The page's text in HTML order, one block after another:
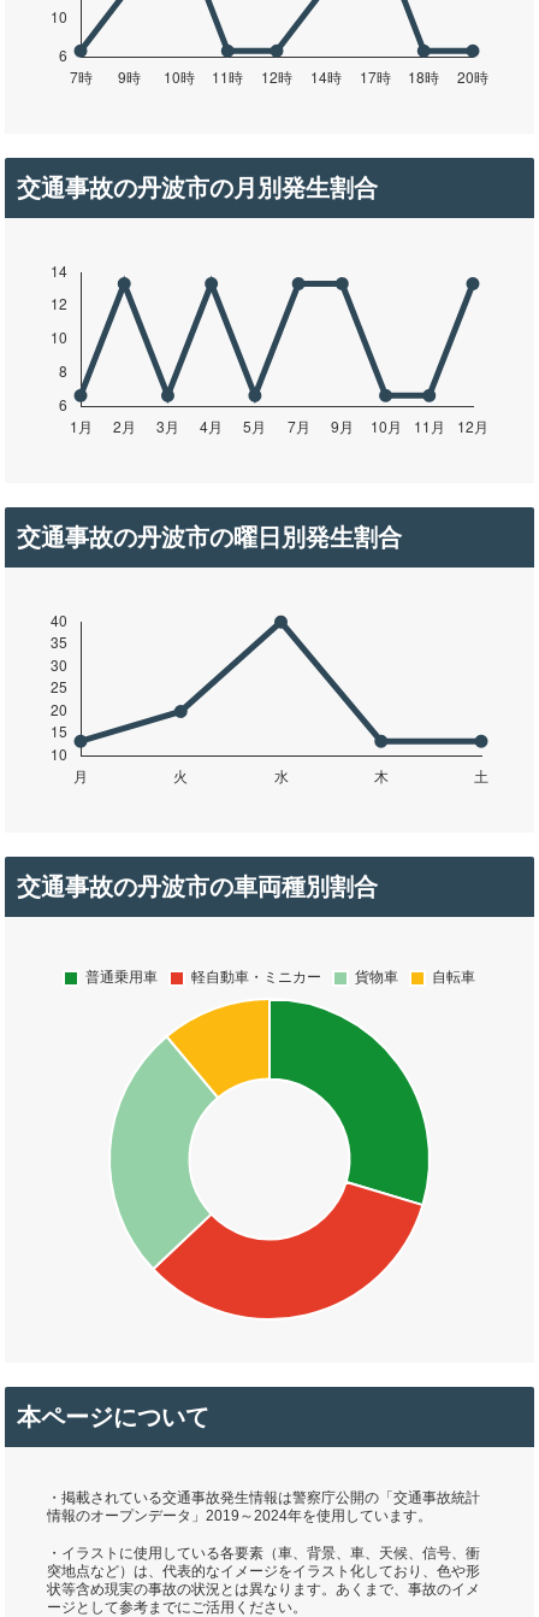
交通事故の丹波市の月別発生割合
交通事故の丹波市の曜日別発生割合
交通事故の丹波市の車両種別割合
本ページについて
・掲載されている交通事故発生情報は警察庁公開の「交通事故統計
情報のオープンデータ」2019～2024年を使用しています。
・イラストに使用している各要素（車、背景、車、天候、信号、衝
突地点など）は、代表的なイメージをイラスト化しており、色や形
状等含め現実の事故の状況とは異なります。あくまで、事故のイメ
ージとして参考までにご活用ください。